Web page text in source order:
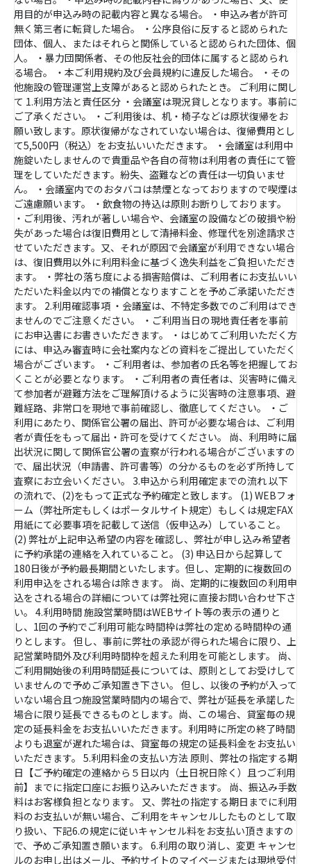
用目的が申込み時の記載内容と異なる場合。 ・申込み者が許可
無く第三者に転貸した場合。 ・公序良俗に反すると認められた
団体、個人、またはそれらと関係していると認められた団体、個
人。 ・暴力団関係者、その他反社会的団体に属すると認められ
る場合。 ・本ご利用規約及び会員規約に違反した場合。 ・その
他施設の管理運営上支障があると認められたとき。 ご利用に関し
て 1.利用方法と責任区分 ・会議室は現況貸しとなります。事前に
ご了承ください。 ・ご利用後は、机・椅子などは原状復帰をお
願い致します。原状復帰がなされていない場合は、復帰費用とし
て5,500円（税込）をお支払いいただきます。 ・会議室は利用中
施錠いたしませんので貴重品や各自の荷物は利用者の責任にて管
理をしていただきます。紛失、盗難などの責任は一切負いませ
ん。 ・会議室内でのおタバコは禁煙となっておりますので喫煙は
ご遠慮願います。 ・飲食物の持込は原則お断りしております。
・ご利用後、汚れが著しい場合や、会議室の設備などの破損や紛
失があった場合は復旧費用として清掃料金、修理代を別途請求さ
せていただきます。又、それが原因で会議室が利用できない場合
は、復旧費用以外に利用料金に基づく逸失利益をご負担いただき
ます。 ・弊社の落ち度による損害賠償は、ご利用者にお支払いい
ただいた料金以内での補償となりますことを予めご承諾いただき
ます。 2.利用確認事項 ・会議室は、不特定多数でのご利用はでき
ませんのでご注意ください。 ・ご利用当日の現地責任者を事前
にお申込書にお書きいただきます。 ・はじめてご利用いただく方
には、申込み審査時に会社案内などの資料をご提出していただく
場合がございます。 ・ご利用者は、参加者の氏名等を把握してお
くことが必要となります。 ・ご利用者の責任者は、災害時に備え
て参加者が避難方法をご理解頂けるように災害時の注意事項、避
難経路、非常口を現地で事前確認し、徹底してください。 ・ご
利用にあたり、関係官公署の届出、許可が必要な場合は、ご利用
者が責任をもって届出・許可を受けてください。 尚、利用時に届
出状況に関して関係官公署の査察が行われる場合がございますの
で、届出状況（申請書、許可書等）の分かるものを必ず所持して
査察にお立会いください。 3.申込から利用確定までの流れ 以下
の流れで、(2)をもって正式な予約確定と致します。 (1) WEBフォ
ーム（弊社所定もしくはポータルサイト規定）もしくは規定FAX
用紙にて必要事項を記載して送信（仮申込み）していること。
(2) 弊社が上記申込希望の内容を確認し、弊社が申し込み希望者
に予約承諾の連絡を入れていること。 (3) 申込日から起算して
180日後が予約最長期間といたします。但し、定期的に複数回の
利用申込をされる場合は除きます。 尚、定期的に複数回の利用申
込をされる場合の詳細については弊社宛に直接お問い合わせ下さ
い。 4.利用時間 施設営業時間はWEBサイト等の表示の通りと
し、1回の予約でご利用可能な時間枠は弊社の定める時間枠の通
りとします。 但し、事前に弊社の承認が得られた場合に限り、上
記営業時間外及び利用時間枠を超えた利用を可能とします。 尚、
ご利用開始後の利用時間延長については、原則としてお受けして
いませんので予めご承知置き下さい。 但し、以後の予約が入って
いない場合且つ施設営業時間内の場合で、弊社が延長を承諾した
場合に限り延長できるものとします。尚、この場合、貸室毎の規
定の延長料金をお支払いいただきます。利用時に所定の終了時間
よりも退室が遅れた場合は、貸室毎の規定の延長料金をお支払い
いただきます。 5.利用料金の支払い方法 原則、弊社の指定する期
日【ご予約確定の連絡から５日以内（土日祝日除く）且つご利用
前】までに指定口座にお振り込みいただきます。 尚、振込み手数
料はお客様負担となります。 又、弊社の指定する期日までに利用
料のお支払いが無い場合、ご利用をキャンセルしたものとして取
り扱い、下記6.の規定に従いキャンセル料をお支払い頂きますの
で、予めご承知置き願います。 6.利用の取り消し、変更 キャンセ
ルのお申し出はメール、予約サイトのマイページまたは現地受付